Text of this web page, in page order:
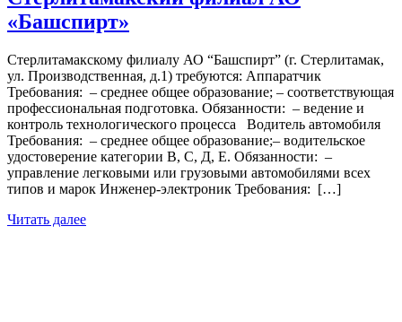
«Башспирт»
Стерлитамакскому филиалу АО “Башспирт” (г. Стерлитамак,
ул. Производственная, д.1) требуются: Аппаратчик
Требования: – среднее общее образование; – соответствующая
профессиональная подготовка. Обязанности: – ведение и
контроль технологического процесса Водитель автомобиля
Требования: – среднее общее образование;– водительское
удостоверение категории В, С, Д, Е. Обязанности: –
управление легковыми или грузовыми автомобилями всех
типов и марок Инженер-электроник Требования: […]
Читать далее